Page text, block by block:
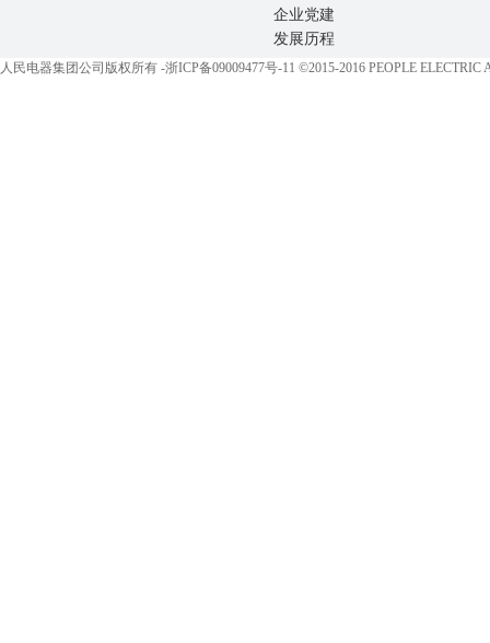
企业党建
发展历程
人民电器集团公司版权所有 -浙ICP备09009477号-11 ©2015-2016 PEOPLE ELECTRIC